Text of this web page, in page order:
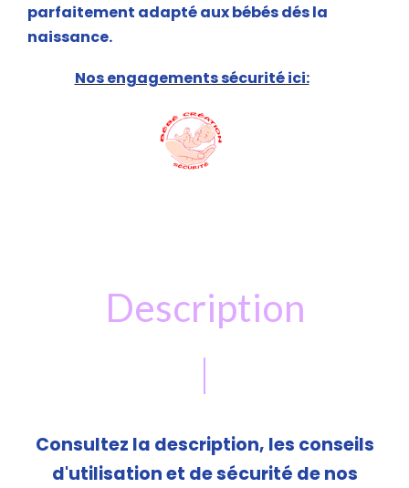
parfaitement adapté aux bébés dés la
naissance.
Nos engagements sécurité ici:
Description
Consultez la description, les conseils
d'utilisation et de sécurité de nos